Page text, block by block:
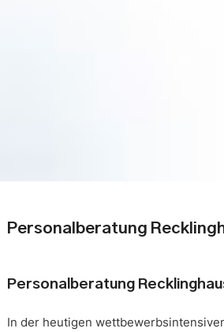
Personalberatung
Personalberatung
In der heutigen